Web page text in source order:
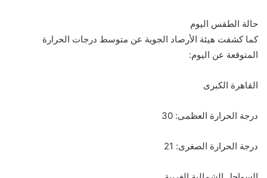
حالة الطقس اليوم
كما كشفت هيئة الأرصاد الجوية عن متوسط درجات الحرارة
المتوقعة عن اليوم:
القاهرة الكبرى
درجة الحرارة العظمى: 30
درجة الحرارة الصغرى: 21